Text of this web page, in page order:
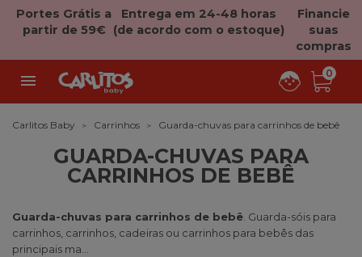
Portes Grátis a
partir de 59€
Entrega em 24-48 horas
(de acordo com o estoque)
Financie
suas
compras
 0
Carlitos Baby Carrinhos Guarda-chuvas para carrinhos de bebê
GUARDA-CHUVAS PARA
CARRINHOS DE BEBÊ
Guarda-chuvas para carrinhos de bebê . Guarda-sóis para
carrinhos, carrinhos, cadeiras ou carrinhos para bebês das
principais ma...